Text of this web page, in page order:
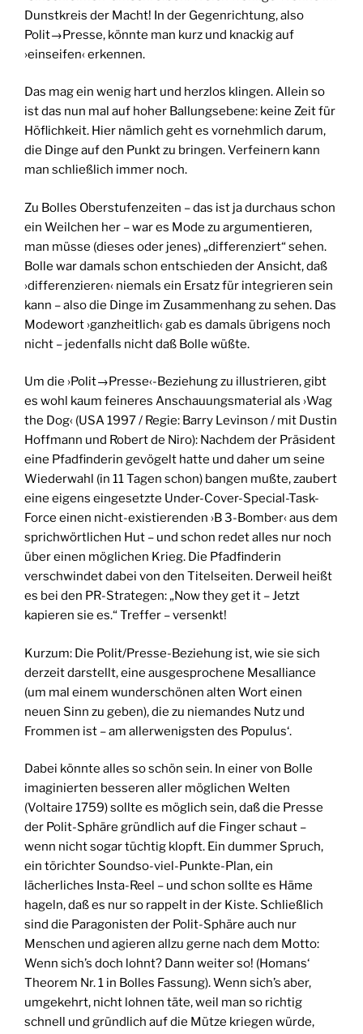
Dunstkreis der Macht! In der Gegenrichtung, also
Polit→Presse, könnte man kurz und knackig auf
›einseifen‹ erkennen.
Das mag ein wenig hart und herzlos klingen. Allein so
ist das nun mal auf hoher Ballungsebene: keine Zeit für
Höflichkeit. Hier nämlich geht es vornehmlich darum,
die Dinge auf den Punkt zu bringen. Verfeinern kann
man schließlich immer noch.
Zu Bolles Oberstufenzeiten – das ist ja durchaus schon
ein Weilchen her – war es Mode zu argumentieren,
man müsse (dieses oder jenes) „differenziert“ sehen.
Bolle war damals schon entschieden der Ansicht, daß
›differenzieren‹ niemals ein Ersatz für integrieren sein
kann – also die Dinge im Zusammenhang zu sehen. Das
Modewort ›ganzheitlich‹ gab es damals übrigens noch
nicht – jedenfalls nicht daß Bolle wüßte.
Um die ›Polit→Presse‹-Beziehung zu illustrieren, gibt
es wohl kaum feineres Anschauungsmaterial als ›Wag
the Dog‹ (USA 1997 / Regie: Barry Levinson / mit Dustin
Hoffmann und Robert de Niro): Nachdem der Präsident
eine Pfadfinderin gevögelt hatte und daher um seine
Wiederwahl (in 11 Tagen schon) bangen mußte, zaubert
eine eigens eingesetzte Under-Cover-Special-Task-
Force einen nicht-existierenden ›B 3-Bomber‹ aus dem
sprichwörtlichen Hut – und schon redet alles nur noch
über einen möglichen Krieg. Die Pfadfinderin
verschwindet dabei von den Titelseiten. Derweil heißt
es bei den PR-Strategen: „Now they get it – Jetzt
kapieren sie es.“ Treffer – versenkt!
Kurzum: Die Polit/Presse-Beziehung ist, wie sie sich
derzeit darstellt, eine ausgesprochene Mesalliance
(um mal einem wunderschönen alten Wort einen
neuen Sinn zu geben), die zu niemandes Nutz und
Frommen ist – am allerwenigsten des Populus‘.
Dabei könnte alles so schön sein. In einer von Bolle
imaginierten besseren aller möglichen Welten
(Voltaire 1759) sollte es möglich sein, daß die Presse
der Polit-Sphäre gründlich auf die Finger schaut –
wenn nicht sogar tüchtig klopft. Ein dummer Spruch,
ein törichter Soundso-viel-Punkte-Plan, ein
lächerliches Insta-Reel – und schon sollte es Häme
hageln, daß es nur so rappelt in der Kiste. Schließlich
sind die Paragonisten der Polit-Sphäre auch nur
Menschen und agieren allzu gerne nach dem Motto:
Wenn sich’s doch lohnt? Dann weiter so! (Homans‘
Theorem Nr. 1 in Bolles Fassung). Wenn sich’s aber,
umgekehrt, nicht lohnen täte, weil man so richtig
schnell und gründlich auf die Mütze kriegen würde,